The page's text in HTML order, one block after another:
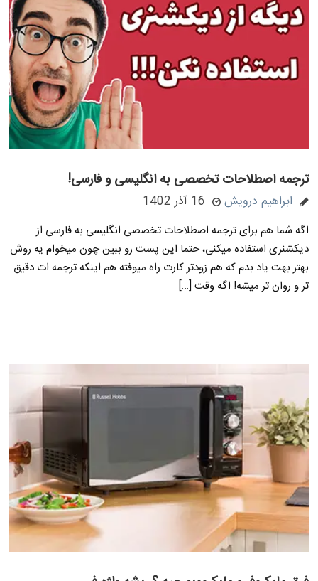
ترجمه اصطلاحات تخصصی به انگلیسی و فارسی!
ابراهیم درویش 16 آذر 1402
اگه شما هم برای ترجمه اصطلاحات تخصصی انگلیسی به فارسی از
دیکشنری استفاده میکنی، حتما این پست رو ببین چون میخوام یه روش
بهتر بهت یاد بدم که هم زودتر کارت راه میوفته هم اینکه ترجمه ات دقیق
تر و روان تر میشه! اگه وقت […]